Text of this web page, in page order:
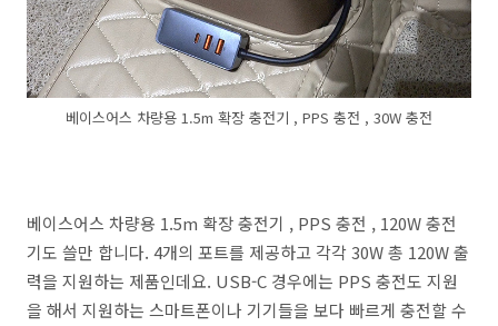
베이스어스 차량용 1.5m 확장 충전기 , PPS 충전 , 30W 충전
베이스어스 차량용 1.5m 확장 충전기 , PPS 충전 , 120W 충전
기도 쓸만 합니다. 4개의 포트를 제공하고 각각 30W 총 120W 출
력을 지원하는 제품인데요. USB-C 경우에는 PPS 충전도 지원
을 해서 지원하는 스마트폰이나 기기들을 보다 빠르게 충전할 수